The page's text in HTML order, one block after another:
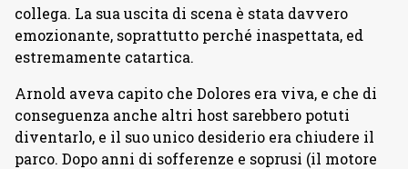
collega. La sua uscita di scena è stata davvero
emozionante, soprattutto perché inaspettata, ed
estremamente catartica.
Arnold aveva capito che Dolores era viva, e che di
conseguenza anche altri host sarebbero potuti
diventarlo, e il suo unico desiderio era chiudere il
parco. Dopo anni di sofferenze e soprusi (il motore